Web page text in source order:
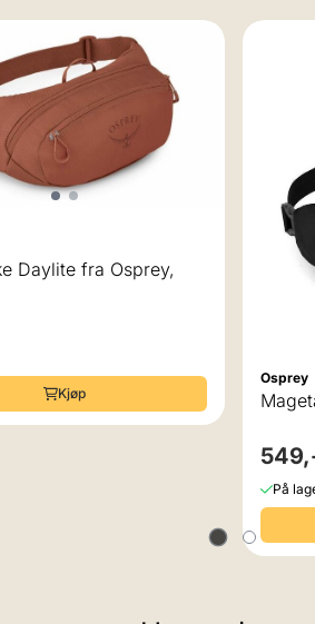
Daylite fra Osprey,
Kjøp
Osprey
På